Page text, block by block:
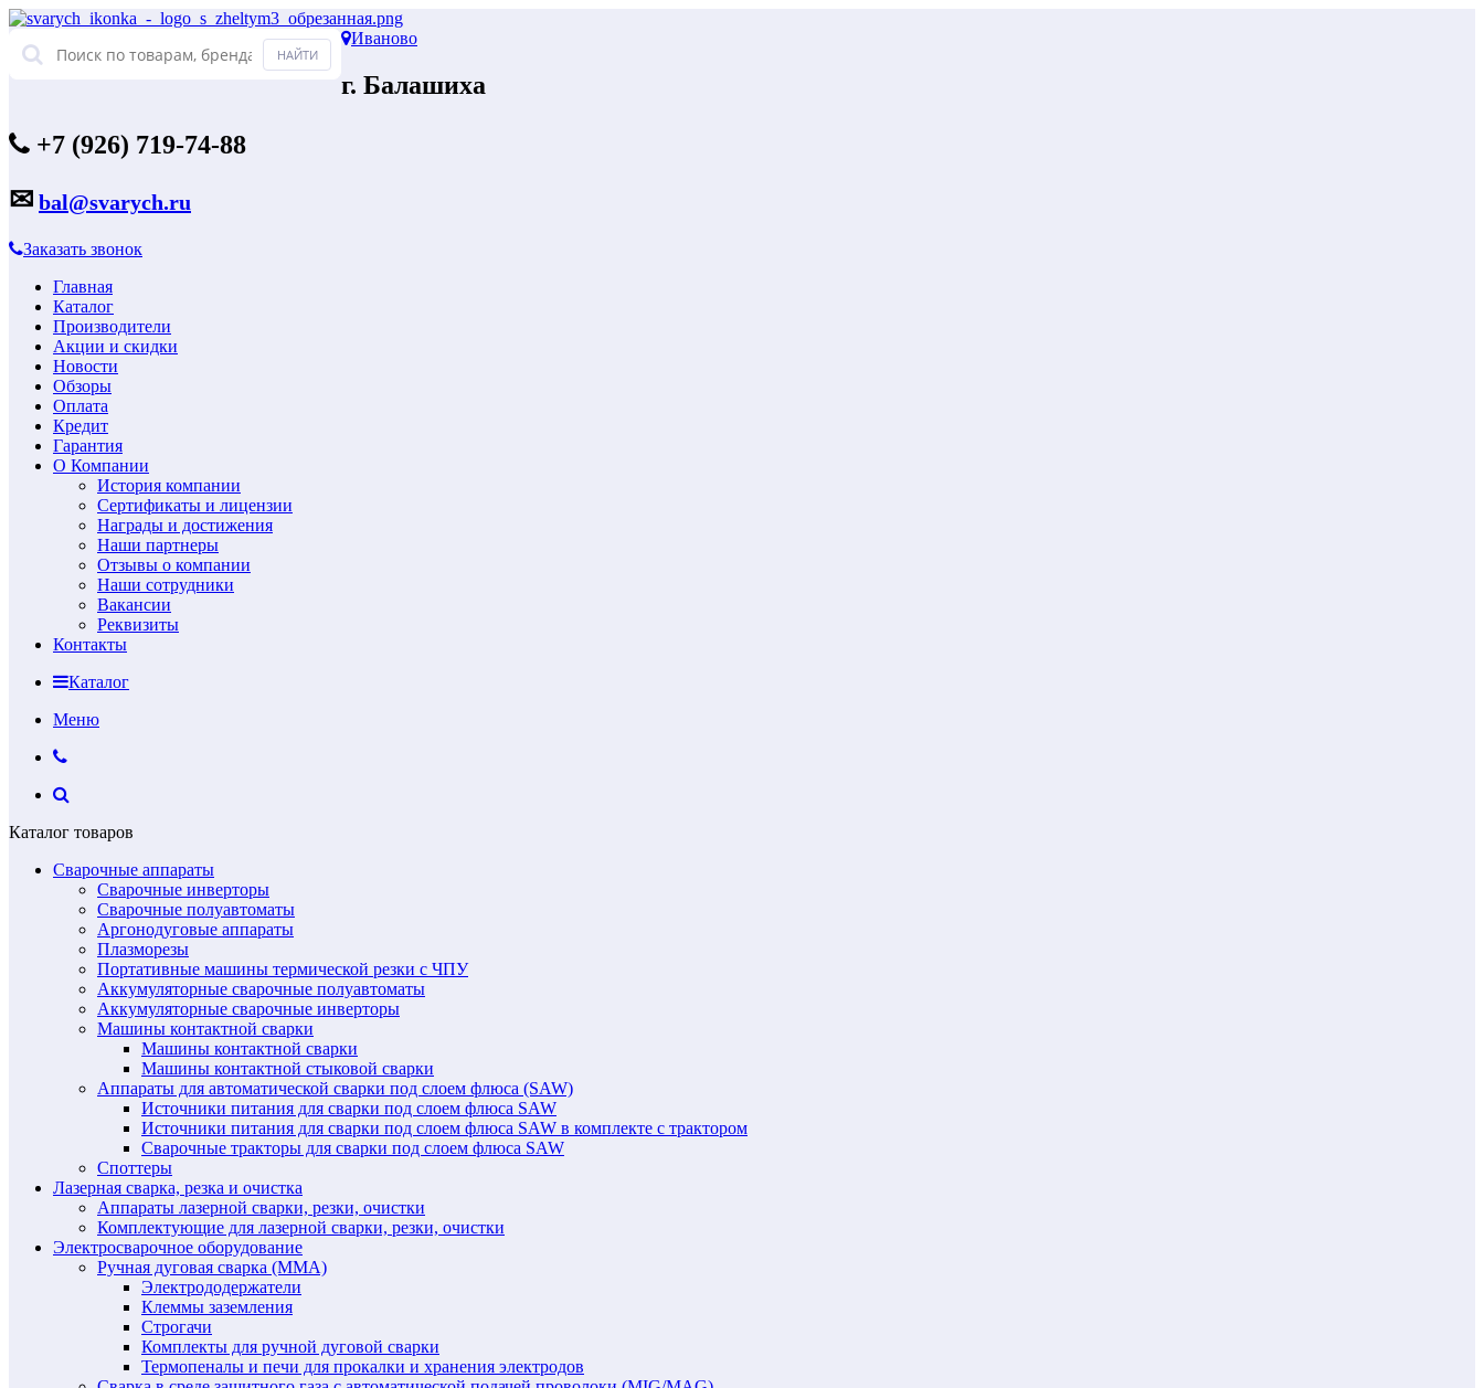
Иваново
г. Балашиха
+7 (926) 719-74-88
✉ bal@svarych.ru
Заказать звонок
Главная
Каталог
Производители
Акции и скидки
Новости
Обзоры
Оплата
Кредит
Гарантия
О Компании
История компании
Сертификаты и лицензии
Награды и достижения
Наши партнеры
Отзывы о компании
Наши сотрудники
Вакансии
Реквизиты
Контакты
Каталог
Меню
Каталог товаров
Сварочные аппараты
Сварочные инверторы
Сварочные полуавтоматы
Аргонодуговые аппараты
Плазморезы
Портативные машины термической резки с ЧПУ
Аккумуляторные сварочные полуавтоматы
Аккумуляторные сварочные инверторы
Машины контактной сварки
Машины контактной сварки
Машины контактной стыковой сварки
Аппараты для автоматической сварки под слоем флюса (SAW)
Источники питания для сварки под слоем флюса SAW
Источники питания для сварки под слоем флюса SAW в комплекте с трактором
Сварочные тракторы для сварки под слоем флюса SAW
Споттеры
Лазерная сварка, резка и очистка
Аппараты лазерной сварки, резки, очистки
Комплектующие для лазерной сварки, резки, очистки
Электросварочное оборудование
Ручная дуговая сварка (MMA)
Электрододержатели
Клеммы заземления
Строгачи
Комплекты для ручной дуговой сварки
Термопеналы и печи для прокалки и хранения электродов